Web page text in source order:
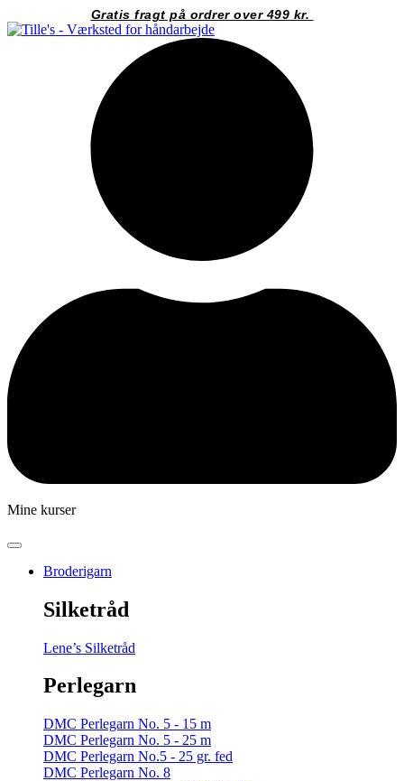
til
Gratis fragt på ordrer over 499 kr.
Mine kurser
Broderigarn
Silketråd
Lene’s Silketråd
Perlegarn
DMC Perlegarn No. 5 - 15 m
DMC Perlegarn No. 5 - 25 m
DMC Perlegarn No.5 - 25 gr. fed
DMC Perlegarn No. 8